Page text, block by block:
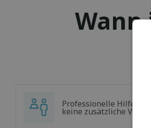
Professionelle Hilfe,
keine zusätzliche